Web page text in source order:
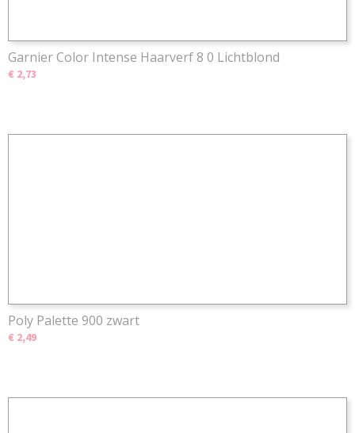
Garnier Color Intense Haarverf 8 0 Lichtblond
€ 2,73
Poly Palette 900 zwart
€ 2,49